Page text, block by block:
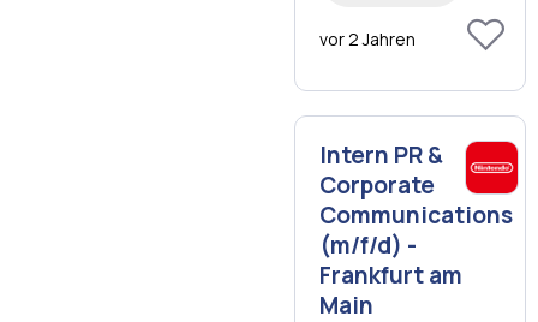
vor 2 Jahren
Intern PR &
Corporate
Communications
(m/f/d) -
Frankfurt am
Main